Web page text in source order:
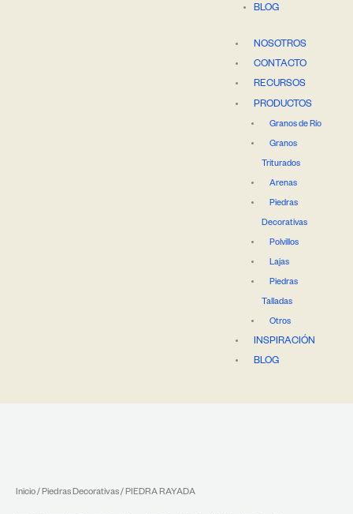
BLOG
NOSOTROS
CONTACTO
RECURSOS
PRODUCTOS
Granos de Río
Granos
Triturados
Arenas
Piedras
Decorativas
Polvillos
Lajas
Piedras
Talladas
Otros
INSPIRACIÓN
BLOG
Inicio/ Piedras Decorativas/ PIEDRA RAYADA